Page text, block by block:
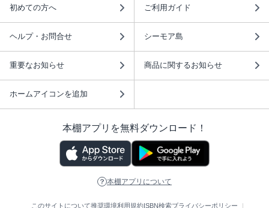
初めての方へ ご利用ガイド
ヘルプ・お問合せ シーモア島
重要なお知らせ 商品に関するお知らせ
ホームアイコンを追加
本棚アプリを無料ダウンロード！
本棚アプリについて
このサイトについて推奨環境利用規約 ISBN検索プライバシーポリシー